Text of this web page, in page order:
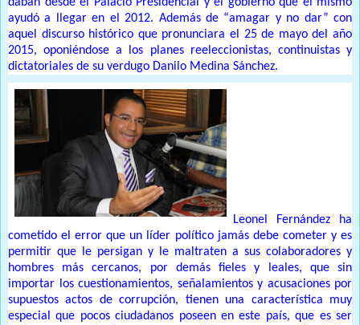
ayudó a llegar en el 2012. Además de “amagar y no dar” con
aquel discurso histórico que pronunciara el 25 de mayo del año
2015, oponiéndose a los planes reeleccionistas, continuistas y
dictatoriales de su verdugo Danilo Medina Sánchez.
Leonel Fernández ha
cometido el error que un líder político jamás debe cometer y es
permitir que le persigan y le maltraten a sus colaboradores y
hombres más cercanos, por demás fieles y leales, que sin
importar los cuestionamientos, señalamientos y acusaciones por
supuestos actos de corrupción, tienen una característica muy
especial que pocos ciudadanos poseen en este país, que es ser